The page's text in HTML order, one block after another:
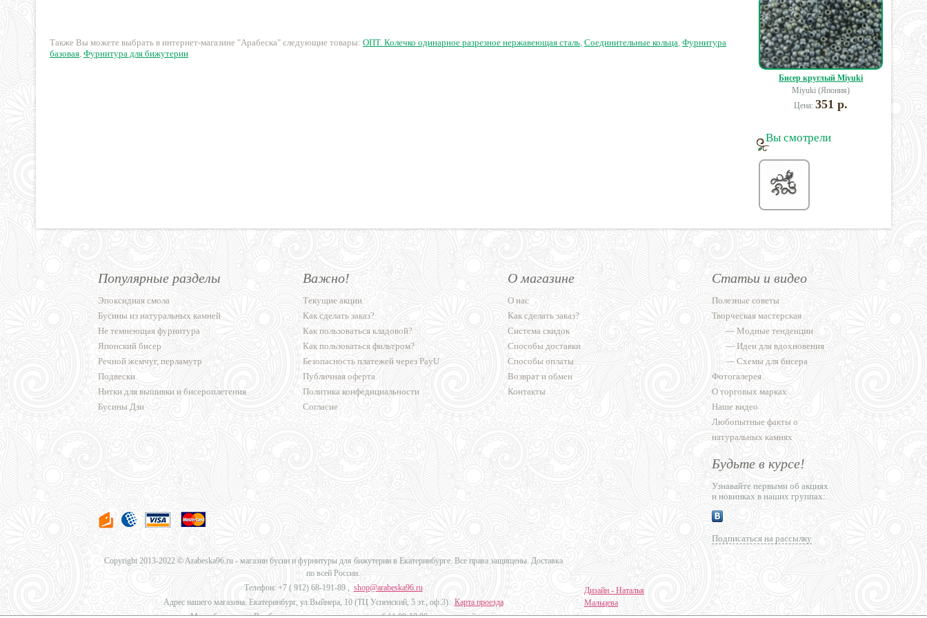
26 руб. 120 руб.
Также Вы можете выбрать в интернет-магазине "Арабеска" следующие товары: ОПТ. Колечко одинарное разрезное нержавеющая сталь, Соединительные кольца, Фурнитура
базовая, Фурнитура для бижутерии
Бисер круглый Miyuki
Miyuki (Япония)
Цена: 351 р.
Вы смотрели
Популярные разделы
Эпоксидная смола
Бусины из натуральных камней
Не темнеющая фурнитура
Японский бисер
Речной жемчуг, перламутр
Подвески
Нитки для вышивки и бисероплетения
Бусины Дзи
Важно!
Текущие акции
Как сделать заказ?
Как пользоваться кладовой?
Как пользоваться фильтром?
Безопасность платежей через PayU
Публичная оферта
Политика конфедициальности
Согласие
О магазине
О нас
Как сделать заказ?
Система скидок
Способы доставки
Способы оплаты
Возврат и обмен
Контакты
Статьи и видео
Полезные советы
Творческая мастерская
—Модные тенденции
—Идеи для вдохновения
—Схемы для бисера
Фотогалерея
О торговых марках
Наше видео
Любопытные факты о
натуральных камнях
Будьте в курсе!
Узнавайте первыми об акциях
и новинках в наших группах:
Подписаться на рассылку
Copyright 2013-2022 © Arabeska96.ru - магазин бусин и фурнитуры для бижутерии в Екатеринбурге. Все права защищены. Доставка
по всей России.
Телефон: +7 ( 912) 68-191-89, shop@arabeska96.ru
Адрес нашего магазина: Екатеринбург, ул.Выйнера, 10 (ТЦ Успенский, 5 эт., оф.3). Карта проезда
Дизайн - Наталья
Мальцева